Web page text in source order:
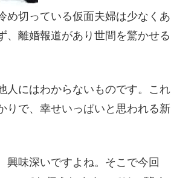
め切っている仮面夫婦は少なくあ
、離婚報道があり世間を驚かせる
人にはわからないものです。これ
りで、幸せいっぱいと思われる新
興味深いですよね。そこで今回